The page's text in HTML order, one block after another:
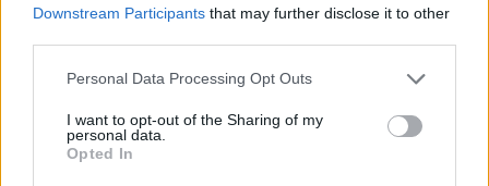
Downstream Participants that may further disclose it to other
Personal Data Processing Opt Outs
I want to opt-out of the Sharing of my
personal data.
Opted In